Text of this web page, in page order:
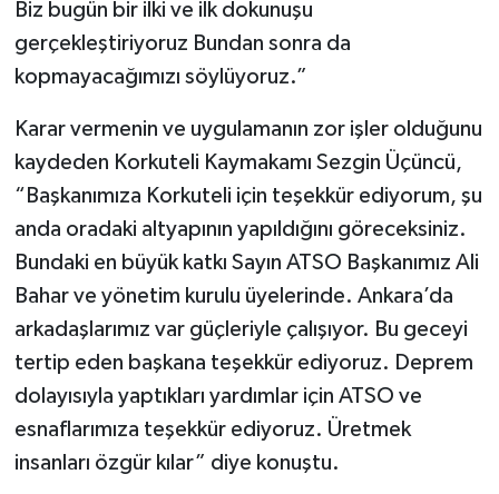
Biz bugün bir ilki ve ilk dokunuşu
gerçekleştiriyoruz Bundan sonra da
kopmayacağımızı söylüyoruz.”
Karar vermenin ve uygulamanın zor işler olduğunu
kaydeden Korkuteli Kaymakamı Sezgin Üçüncü,
“Başkanımıza Korkuteli için teşekkür ediyorum, şu
anda oradaki altyapının yapıldığını göreceksiniz.
Bundaki en büyük katkı Sayın ATSO Başkanımız Ali
Bahar ve yönetim kurulu üyelerinde. Ankara’da
arkadaşlarımız var güçleriyle çalışıyor. Bu geceyi
tertip eden başkana teşekkür ediyoruz. Deprem
dolayısıyla yaptıkları yardımlar için ATSO ve
esnaflarımıza teşekkür ediyoruz. Üretmek
insanları özgür kılar” diye konuştu.